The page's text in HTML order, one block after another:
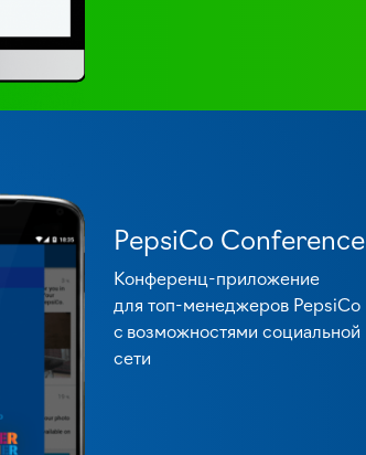
PepsiCo Conference
Конференц-приложение
для топ-менеджеров PepsiCo
c возможностями социальной
сети